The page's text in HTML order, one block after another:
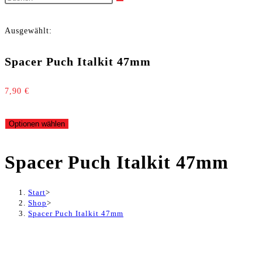
Ausgewählt:
Spacer Puch Italkit 47mm
7,90 €
Optionen wählen
Spacer Puch Italkit 47mm
Start>
Shop>
Spacer Puch Italkit 47mm